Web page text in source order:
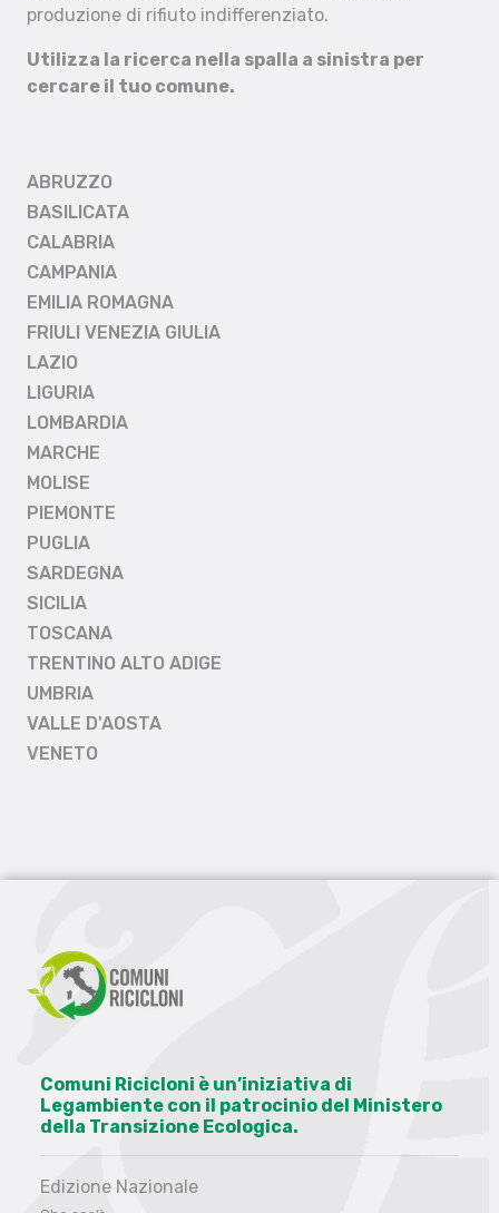
produzione di rifiuto indifferenziato.
Utilizza la ricerca nella spalla a sinistra per
cercare il tuo comune.
ABRUZZO
BASILICATA
CALABRIA
CAMPANIA
EMILIA ROMAGNA
FRIULI VENEZIA GIULIA
LAZIO
LIGURIA
LOMBARDIA
MARCHE
MOLISE
PIEMONTE
PUGLIA
SARDEGNA
SICILIA
TOSCANA
TRENTINO ALTO ADIGE
UMBRIA
VALLE D'AOSTA
VENETO
Comuni Ricicloni è un’iniziativa di
Legambiente con il patrocinio del Ministero
della Transizione Ecologica.
Edizione Nazionale